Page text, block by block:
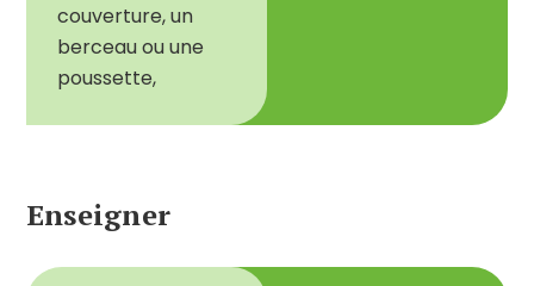
couverture, un
berceau ou une
poussette,
Enseigner